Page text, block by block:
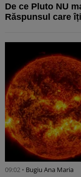
De ce Pluto NU
Răspunsul care
09:02 • Bugiu ⁠Ana Maria